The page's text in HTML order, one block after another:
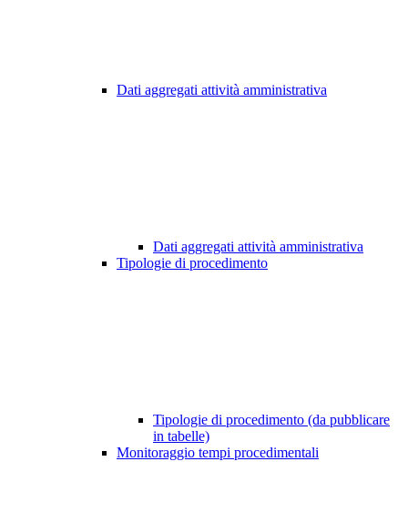
Dati aggregati attività amministrativa
Dati aggregati attività amministrativa
Tipologie di procedimento
Tipologie di procedimento (da pubblicare
in tabelle)
Monitoraggio tempi procedimentali